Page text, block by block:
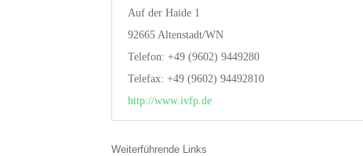
Auf der Haide 1
92665 Altenstadt/WN
Telefon: +49 (9602) 9449280
Telefax: +49 (9602) 94492810
http://www.ivfp.de
Weiterführende Links